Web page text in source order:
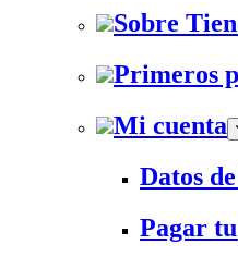
Sobre
Primeros
Mi cuenta
Datos
Pagar